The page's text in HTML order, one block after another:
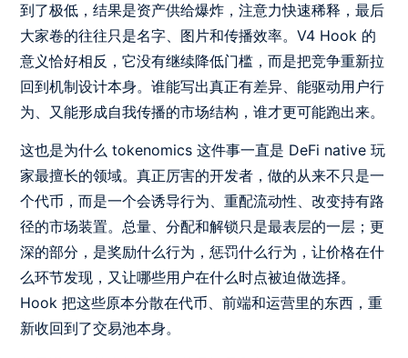
到了极低，结果是资产供给爆炸，注意力快速稀释，最后
大家卷的往往只是名字、图片和传播效率。V4 Hook 的
意义恰好相反，它没有继续降低门槛，而是把竞争重新拉
回到机制设计本身。谁能写出真正有差异、能驱动用户行
为、又能形成自我传播的市场结构，谁才更可能跑出来。
这也是为什么 tokenomics 这件事一直是 DeFi native 玩
家最擅长的领域。真正厉害的开发者，做的从来不只是一
个代币，而是一个会诱导行为、重配流动性、改变持有路
径的市场装置。总量、分配和解锁只是最表层的一层；更
深的部分，是奖励什么行为，惩罚什么行为，让价格在什
么环节发现，又让哪些用户在什么时点被迫做选择。
Hook 把这些原本分散在代币、前端和运营里的东西，重
新收回到了交易池本身。